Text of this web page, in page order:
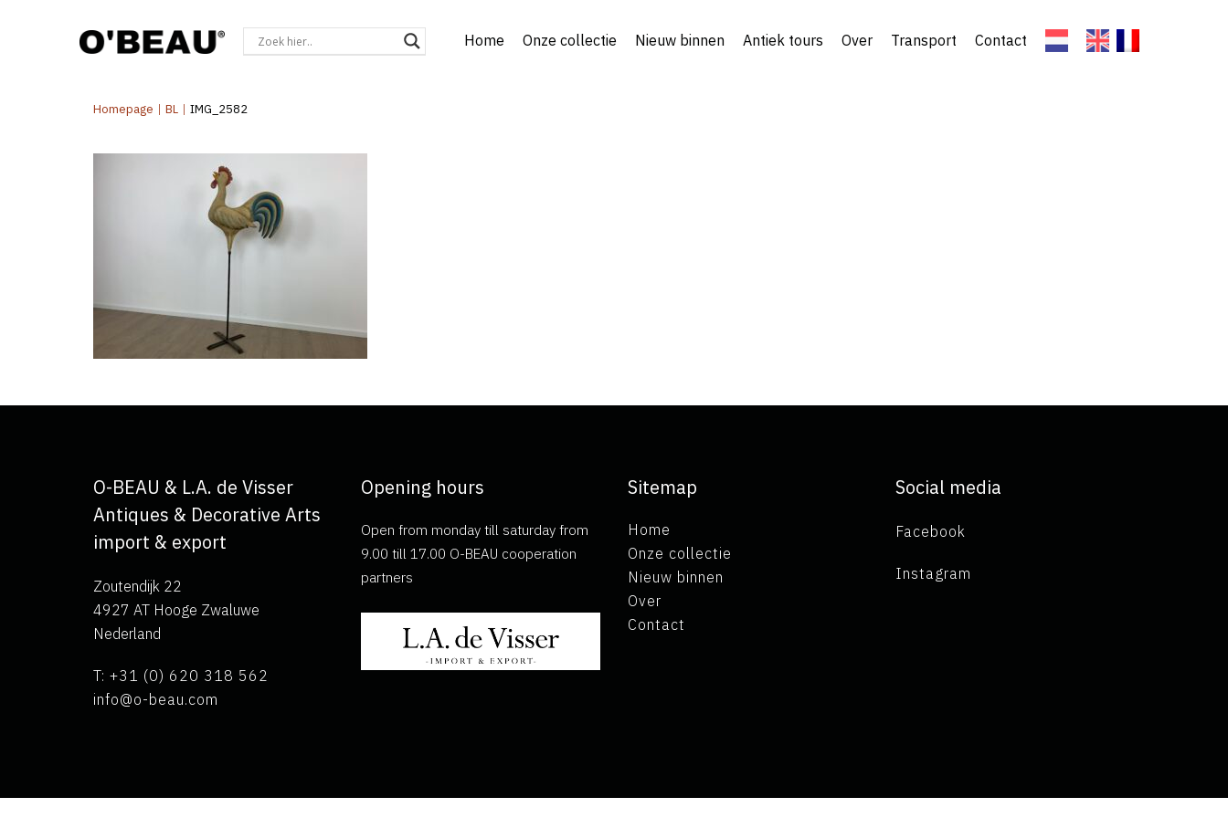
Home Onze collectie Nieuw binnen Antiek tours Over Transport Contact
Homepage | BL | IMG_2582
O-BEAU & L.A. de Visser
Antiques & Decorative Arts
import & export
Zoutendijk 22
4927 AT Hooge Zwaluwe
Nederland
T: +31 (0) 620 318 562
info@o-beau.com
Opening hours
Open from monday till saturday from
9.00 till 17.00 O-BEAU cooperation
partners
Sitemap
Home
Onze collectie
Nieuw binnen
Over
Contact
Social media
Facebook
Instagram